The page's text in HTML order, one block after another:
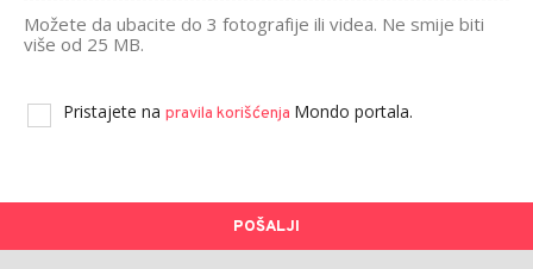
Možete da ubacite do 3 fotografije ili videa. Ne smije biti
više od 25 MB.
Pristajete na pravila korišćenja Mondo portala.
POŠALJI